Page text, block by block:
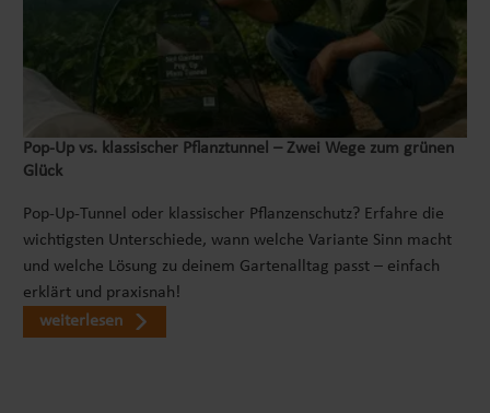
Pop‑Up vs. klassischer Pflanztunnel – Zwei Wege zum grünen
Glück
Pop-Up-Tunnel oder klassischer Pflanzenschutz? Erfahre die
wichtigsten Unterschiede, wann welche Variante Sinn macht
und welche Lösung zu deinem Gartenalltag passt – einfach
erklärt und praxisnah!
weiterlesen